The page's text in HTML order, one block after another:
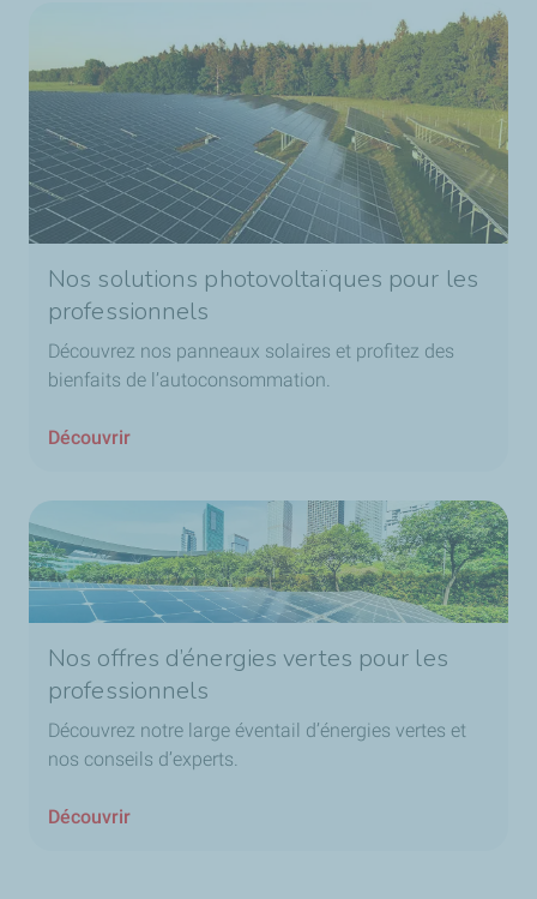
Nos solutions photovoltaïques pour les
professionnels
Découvrez nos panneaux solaires et profitez des
bienfaits de l’autoconsommation.
Découvrir
Nos offres d’énergies vertes pour les
professionnels
Découvrez notre large éventail d’énergies vertes et
nos conseils d’experts.
Découvrir